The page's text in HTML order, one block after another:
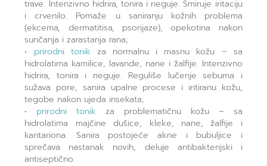
trave. Intenzivno hidrira, tonira i neguje. Smiruje iritaciju
i crvenilo. Pomaže u saniranju kožnih problema
(ekcema, dermatitisa, psorijaze), opekotina nakon
sunčanja i zarastanja rana;
• prirodni tonik za normalnu i masnu kožu – sa
hidrolatima kamilice, lavande, nane i žalfije. Intenzivno
hidrira, tonira i neguje. Reguliše lučenje sebuma i
sužava pore, sanira upalne procese i iritiranu kožu,
tegobe nakon ujeda insekata;
• prirodni tonik za problematičnu kožu – sa
hidrolatima majčine dušice, kleke, nane, žalfije i
kantariona. Sanira postojeće akne i bubuljice i
sprečava nastanak novih, deluje antibakterijski i
antiseptično.